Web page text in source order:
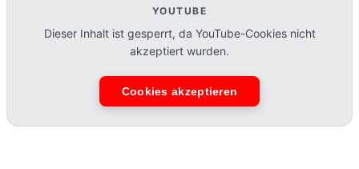
YOUTUBE
Dieser Inhalt ist gesperrt, da YouTube-Cookies nicht
akzeptiert wurden.
Cookies akzeptieren